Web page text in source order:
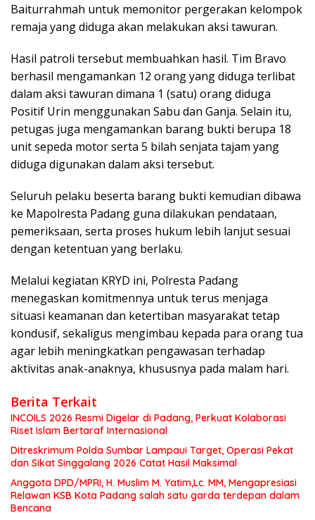
Baiturrahmah untuk memonitor pergerakan kelompok
remaja yang diduga akan melakukan aksi tawuran.
Hasil patroli tersebut membuahkan hasil. Tim Bravo
berhasil mengamankan 12 orang yang diduga terlibat
dalam aksi tawuran dimana 1 (satu) orang diduga
Positif Urin menggunakan Sabu dan Ganja. Selain itu,
petugas juga mengamankan barang bukti berupa 18
unit sepeda motor serta 5 bilah senjata tajam yang
diduga digunakan dalam aksi tersebut.
Seluruh pelaku beserta barang bukti kemudian dibawa
ke Mapolresta Padang guna dilakukan pendataan,
pemeriksaan, serta proses hukum lebih lanjut sesuai
dengan ketentuan yang berlaku.
Melalui kegiatan KRYD ini, Polresta Padang
menegaskan komitmennya untuk terus menjaga
situasi keamanan dan ketertiban masyarakat tetap
kondusif, sekaligus mengimbau kepada para orang tua
agar lebih meningkatkan pengawasan terhadap
aktivitas anak-anaknya, khususnya pada malam hari.
Berita Terkait
INCOILS 2026 Resmi Digelar di Padang, Perkuat Kolaborasi
Riset Islam Bertaraf Internasional
Ditreskrimum Polda Sumbar Lampaui Target, Operasi Pekat
dan Sikat Singgalang 2026 Catat Hasil Maksimal
Anggota DPD/MPRI, H. Muslim M. Yatim,Lc. MM, Mengapresiasi
Relawan KSB Kota Padang salah satu garda terdepan dalam
Bencana